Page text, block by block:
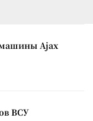
Ajax
ВСУ